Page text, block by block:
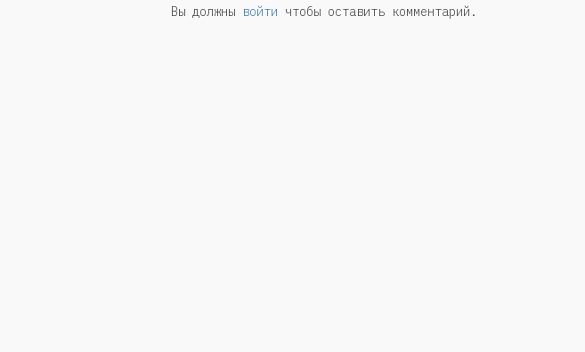
Вы должны войти чтобы оставить комментарий.